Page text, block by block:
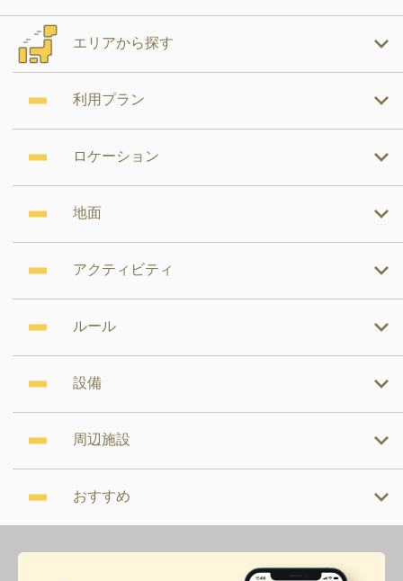
エリアから探す
利用プラン
ロケーション
地面
アクティビティ
ルール
設備
周辺施設
おすすめ